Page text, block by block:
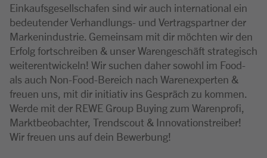
Einkaufsgesellschafen sind wir auch international ein
bedeutender Verhandlungs- und Vertragspartner der
Markenindustrie. Gemeinsam mit dir möchten wir den
Erfolg fortschreiben & unser Warengeschäft strategisch
weiterentwickeln! Wir suchen daher sowohl im Food-
als auch Non-Food-Bereich nach Warenexperten &
freuen uns, mit dir initiativ ins Gespräch zu kommen.
Werde mit der REWE Group Buying zum Warenprofi,
Marktbeobachter, Trendscout & Innovationstreiber!
Wir freuen uns auf dein Bewerbung!